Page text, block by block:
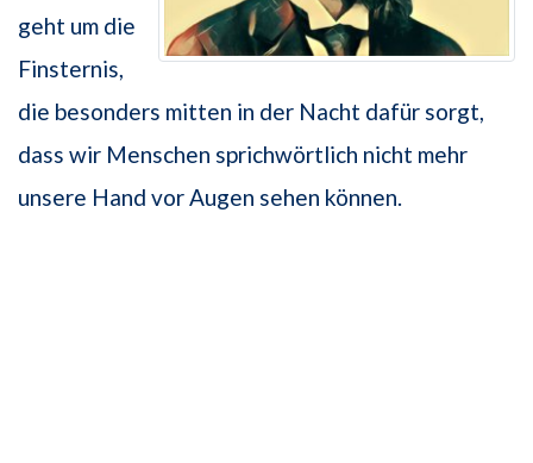
geht um die
Finsternis,
die besonders mitten in der Nacht dafür sorgt,
dass wir Menschen sprichwörtlich nicht mehr
unsere Hand vor Augen sehen können.